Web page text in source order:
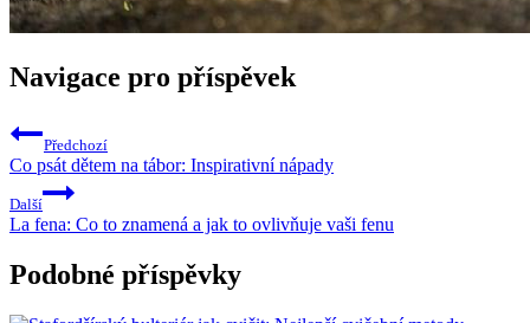
Navigace pro příspěvek
Předchozí
Co psát dětem na tábor: Inspirativní nápady
Další
La fena: Co to znamená a jak to ovlivňuje vaši fenu
Podobné příspěvky